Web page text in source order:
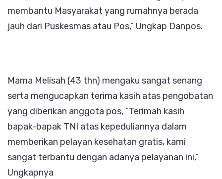
membantu Masyarakat yang rumahnya berada
jauh dari Puskesmas atau Pos,” Ungkap Danpos.
Mama Melisah (43 thn) mengaku sangat senang
serta mengucapkan terima kasih atas pengobatan
yang diberikan anggota pos, “Terimah kasih
bapak-bapak TNI atas kepeduliannya dalam
memberikan pelayan kesehatan gratis, kami
sangat terbantu dengan adanya pelayanan ini,”
Ungkapnya